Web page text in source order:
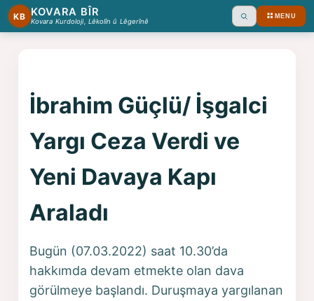
KB KOVARA BÎR
Kovara Kurdoloji, Lêkolîn û Lêgerînê Ara MENU
İbrahim Güçlü/ İşgalci
Yargı Ceza Verdi ve
Yeni Davaya Kapı
Araladı
Bugün (07.03.2022) saat 10.30’da
hakkımda devam etmekte olan dava
görülmeye başlandı. Duruşmaya yargılanan